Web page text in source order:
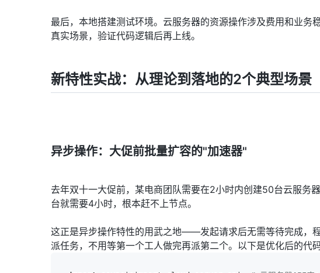
最后，本地搭建测试环境。云服务器的资源操作涉及费用和业务
真实场景，验证代码逻辑后再上线。
新特性实战：从理论到落地的2个典型场景
异步操作：大促前批量扩容的"加速器"
去年双十一大促前，某电商团队需要在2小时内创建50台云服务
台就需要4小时，根本赶不上节点。
这正是异步操作特性的用武之地——发起请求后无需等待完成，
派任务，不用等第一个工人做完再派第二个。以下是优化后的代码